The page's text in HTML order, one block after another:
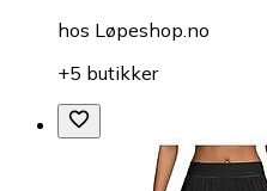
hos Løpeshop.no
+5 butikker